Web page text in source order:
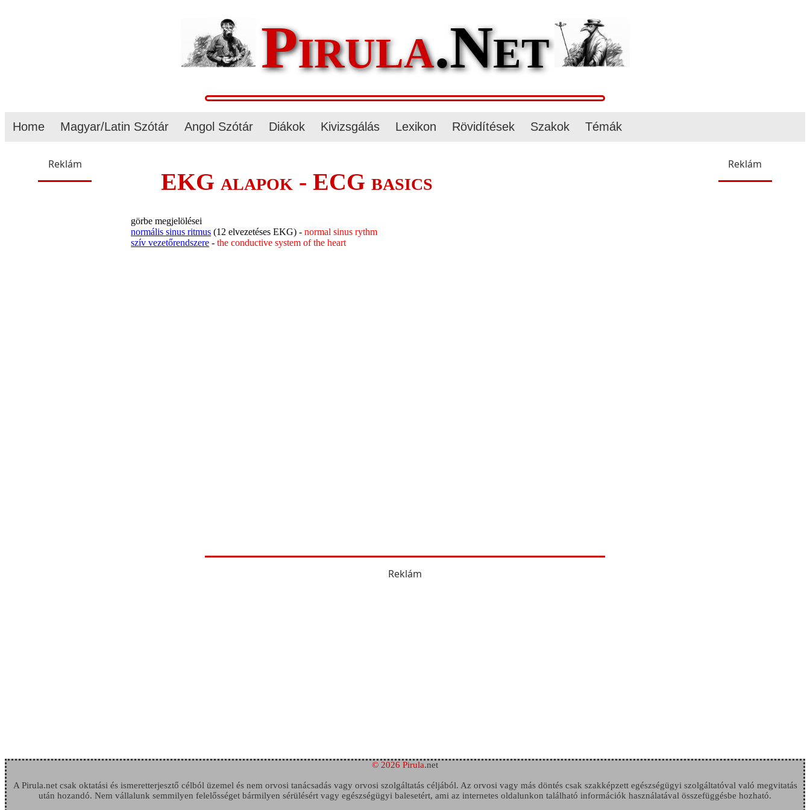
Pirula.Net
Home Magyar/Latin Szótár Angol Szótár Diákok Kivizsgálás Lexikon Rövidítések Szakok Témák
Reklám
EKG alapok - ECG basics
görbe megjelölései
normális sinus ritmus (12 elvezetéses EKG) -normal sinus rythm
szív vezetőrendszere -the conductive system of the heart
Reklám
Reklám
© 2026 Pirula.net
A Pirula.net csak oktatási és ismeretterjesztő célból üzemel és nem orvosi tanácsadás vagy orvosi szolgáltatás céljából. Az orvosi vagy más döntés csak szakképzett egészségügyi szolgáltatóval való megvitatás
után hozandó. Nem vállalunk semmilyen felelősséget bármilyen sérülésért vagy egészségügyi balesetért, ami az internetes oldalunkon található információk használatával összefüggésbe hozható.